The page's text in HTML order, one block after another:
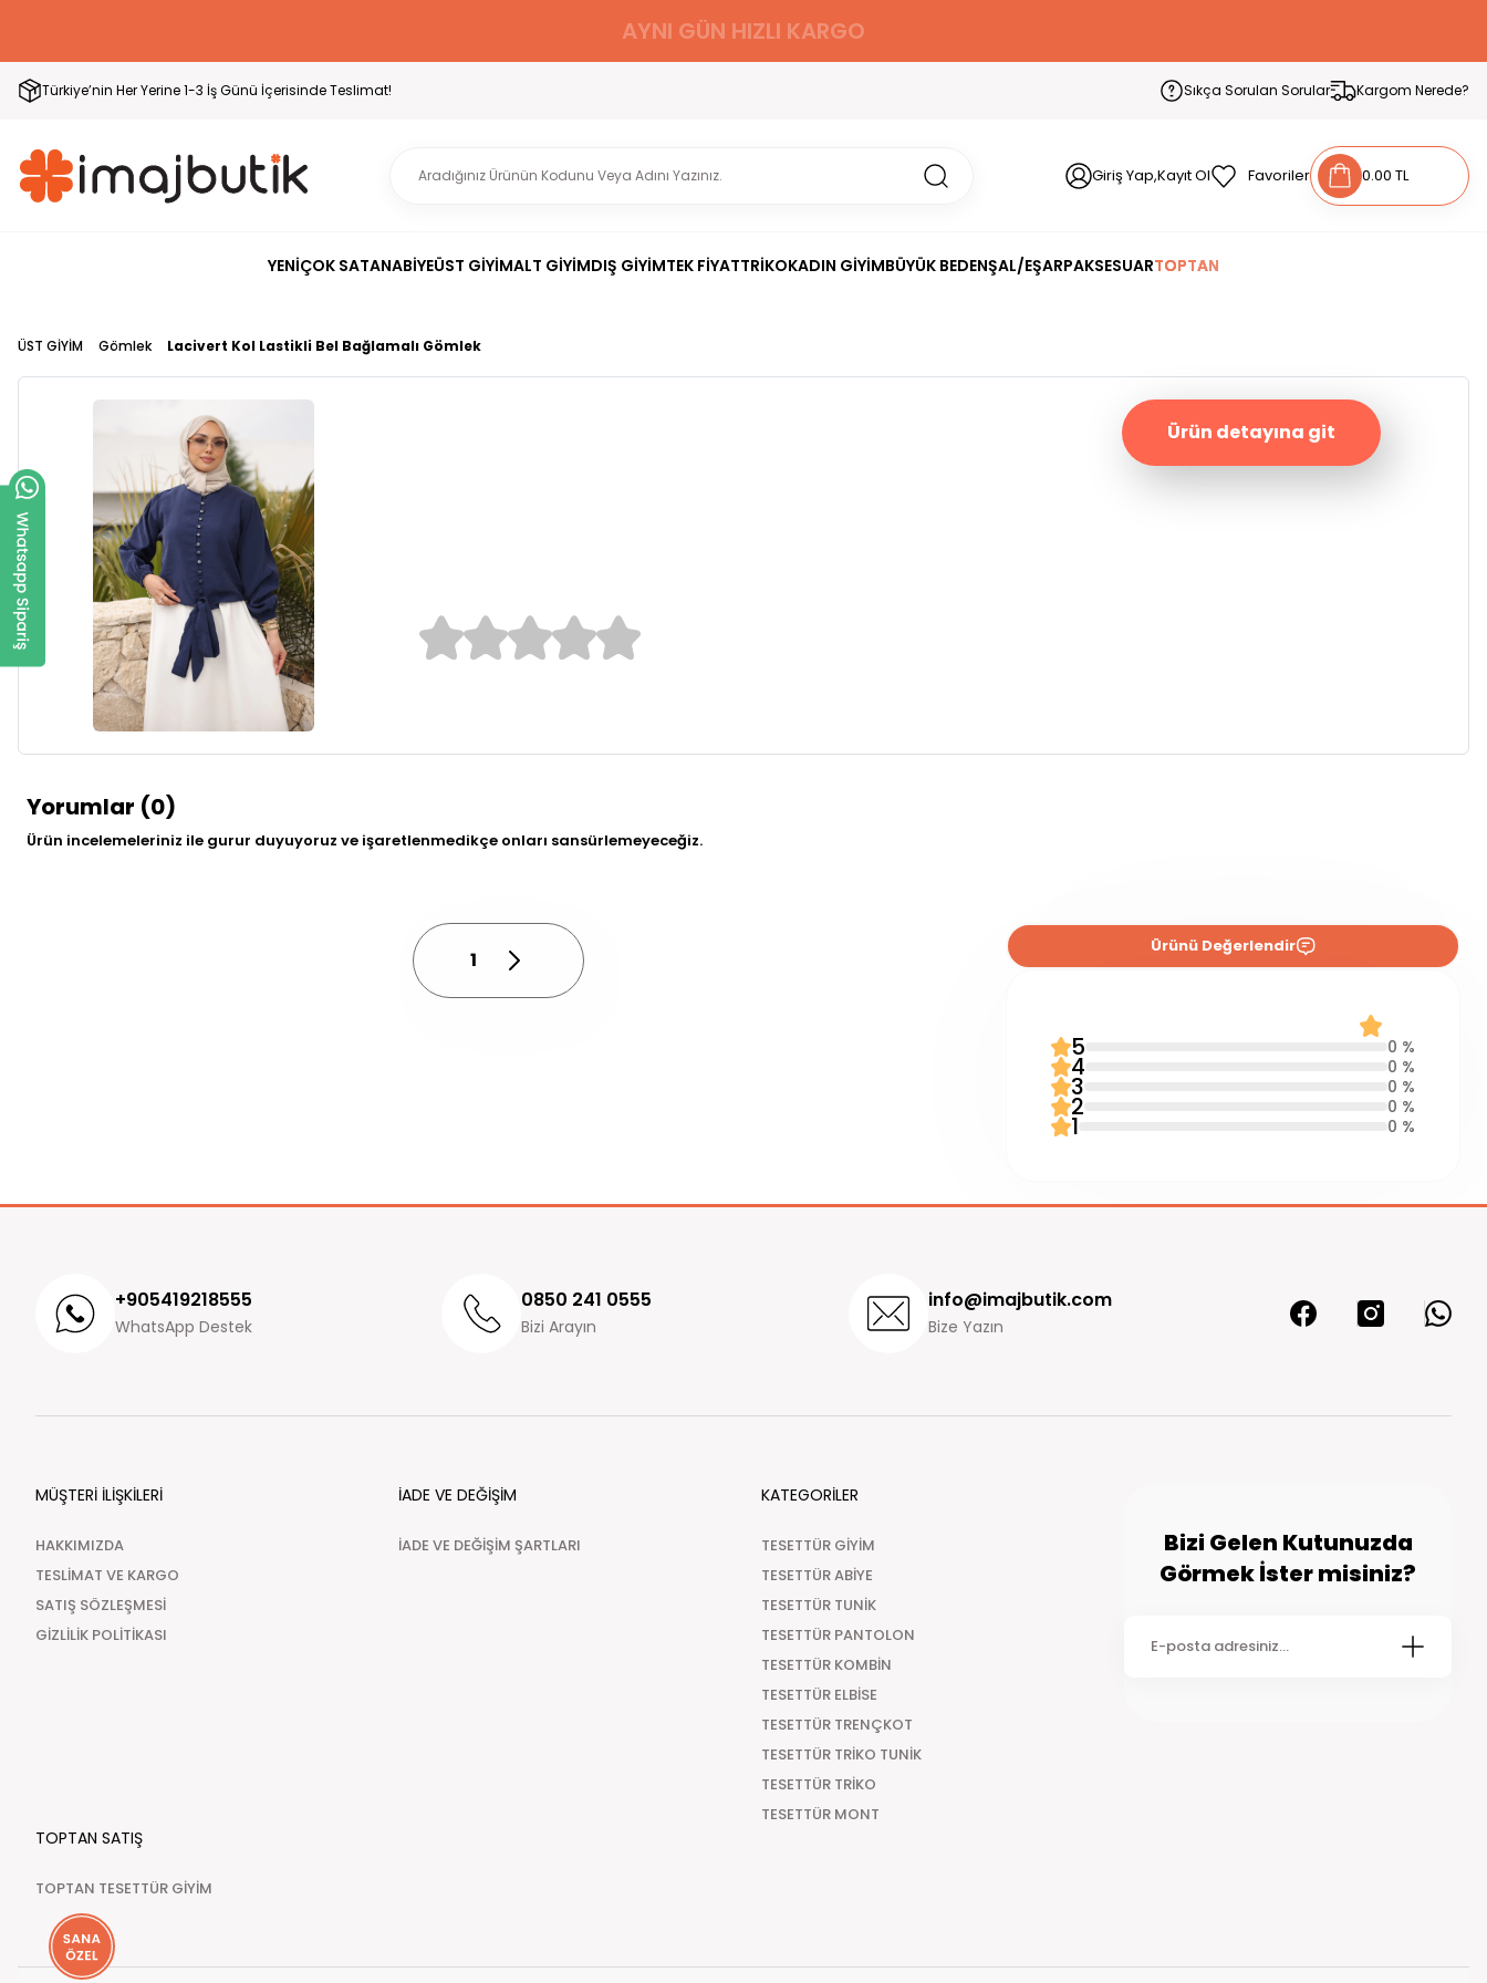
AYNI GÜN HIZLI KARGO
Türkiye’nin Her Yerine 1-3 İş Günü İçerisinde Teslimat! Sıkça Sorulan Sorular Kargom Nerede?
Giriş Yap,Kayıt Ol Favoriler 0.00 TL
YENİÇOK SATANABİYEÜST GİYİMALT GİYİMDIŞ GİYİMTEK FİYATTRİKOKADIN GİYİMBÜYÜK BEDENŞAL/EŞARPAKSESUARTOPTAN
ÜST GİYİM Gömlek Lacivert Kol Lastikli Bel Bağlamalı Gömlek
Ürün detayına git
Yorumlar (0)
Ürün incelemeleriniz ile gurur duyuyoruz ve işaretlenmedikçe onları sansürlemeyeceğiz.
1
Ürünü Değerlendir
0.0
5 0 %
4 0 %
3 0 %
2 0 %
1 0 %
+905419218555
WhatsApp Destek
0850 241 0555
Bizi Arayın
info@imajbutik.com
Bize Yazın
MÜŞTERİ İLİŞKİLERİ
HAKKIMIZDA
TESLİMAT VE KARGO
SATIŞ SÖZLEŞMESİ
GİZLİLİK POLİTİKASI
İADE VE DEĞİŞİM
İADE VE DEĞİŞİM ŞARTLARI
KATEGORİLER
TESETTÜR GİYİM
TESETTÜR ABİYE
TESETTÜR TUNİK
TESETTÜR PANTOLON
TESETTÜR KOMBİN
TESETTÜR ELBİSE
TESETTÜR TRENÇKOT
TESETTÜR TRİKO TUNİK
TESETTÜR TRİKO
TESETTÜR MONT
TOPTAN SATIŞ
TOPTAN TESETTÜR GİYİM
Bizi Gelen Kutunuzda
Görmek İster misiniz?